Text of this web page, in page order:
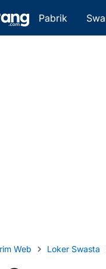
Pabrik
Web Loker Swasta